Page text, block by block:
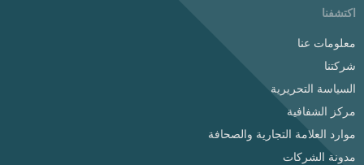
اكتشفنا
معلومات عنا
شركتنا
السياسة التحريرية
مركز الشفافية
موارد العلامة التجارية والصحافة
مدونة الشركات